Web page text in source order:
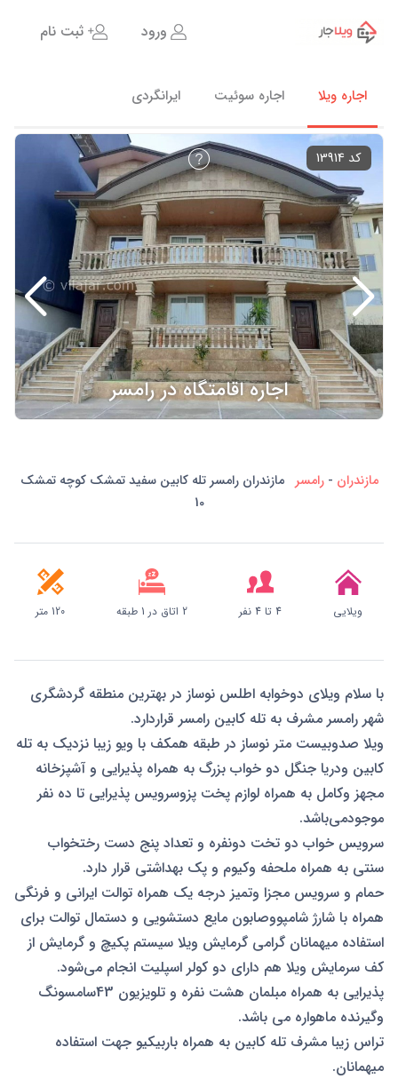
اجاره ویلا اجاره سوئیت ایرانگردی
ورود ثبت نام
اجاره اقامتگاه در رامسر
کد 13914
مازندران- رامسرمازندران رامسر تله کابین سفید تمشک کوچه تمشک
10
ویلایی 4 تا 4 نفر 2 اتاق در 1 طبقه 120 متر
با سلام ویلای دوخوابه اطلس نوساز در بهترین منطقه گردشگری
شهر رامسر مشرف به تله کابین رامسر قراردارد.
ویلا صدوبیست متر نوساز در طبقه همکف با ویو زیبا نزدیک به تله
کابین ودریا جنگل دو خواب بزرگ به همراه پذیرایی و آشپزخانه
مجهز وکامل به همراه لوازم پخت پزوسرویس پذیرایی تا ده نفر
موجودمی‌باشد.
سرویس خواب دو تخت دونفره و تعداد پنج دست رختخواب
سنتی به همراه ملحفه وکیوم و پک بهداشتی قرار دارد.
حمام و سرویس مجزا وتمیز درجه یک همراه توالت ایرانی و فرنگی
همراه با شارژ شامپووصابون مایع دستشویی و دستمال توالت برای
استفاده میهمانان گرامی گرمایش ویلا سیستم پکیچ و گرمایش از
کف سرمایش ویلا هم دارای دو کولر اسپلیت انجام می‌شود.
پذیرایی به همراه مبلمان هشت نفره و تلویزیون 43سامسونگ
وگیرنده ماهواره می باشد.
تراس زیبا مشرف تله کابین به همراه باربیکیو جهت استفاده
میهمانان.